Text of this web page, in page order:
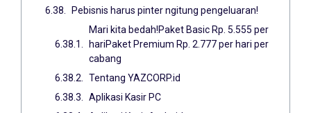
Pebisnis harus pinter ngitung pengeluaran!
Mari kita bedah!Paket Basic Rp. 5.555 per
hariPaket Premium Rp. 2.777 per hari per
cabang
Tentang YAZCORP.id
Aplikasi Kasir PC